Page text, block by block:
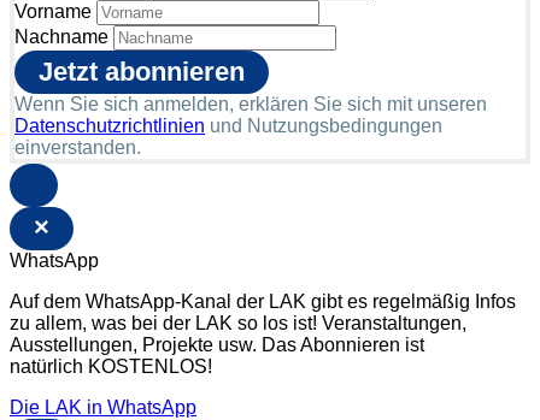
Vorname
Nachname
Wenn Sie sich anmelden, erklären Sie sich mit unseren
Datenschutzrichtlinien und Nutzungsbedingungen
einverstanden.
×
WhatsApp
Auf dem WhatsApp-Kanal der LAK gibt es regelmäßig Infos
zu allem, was bei der LAK so los ist! Veranstaltungen,
Ausstellungen, Projekte usw. Das Abonnieren ist
natürlich KOSTENLOS!
Die LAK in WhatsApp